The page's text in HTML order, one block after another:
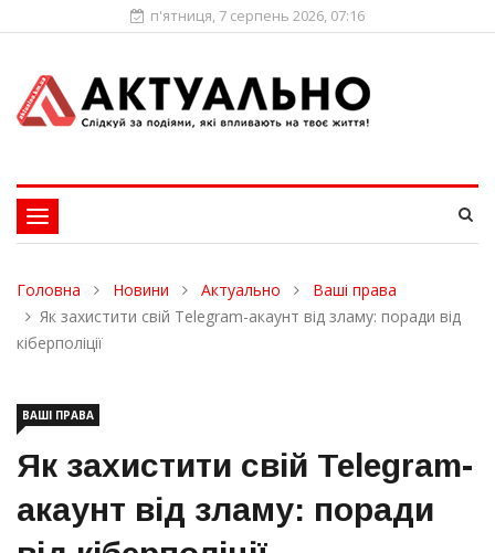
п'ятниця, 7 серпень 2026, 07:16
Toggle
navigation
Головна Новини Актуально
Ваші права
Як захистити свій Telegram-акаунт від зламу: поради від
кіберполіції
ВАШІ ПРАВА
Як захистити свій Telegram-
акаунт від зламу: поради